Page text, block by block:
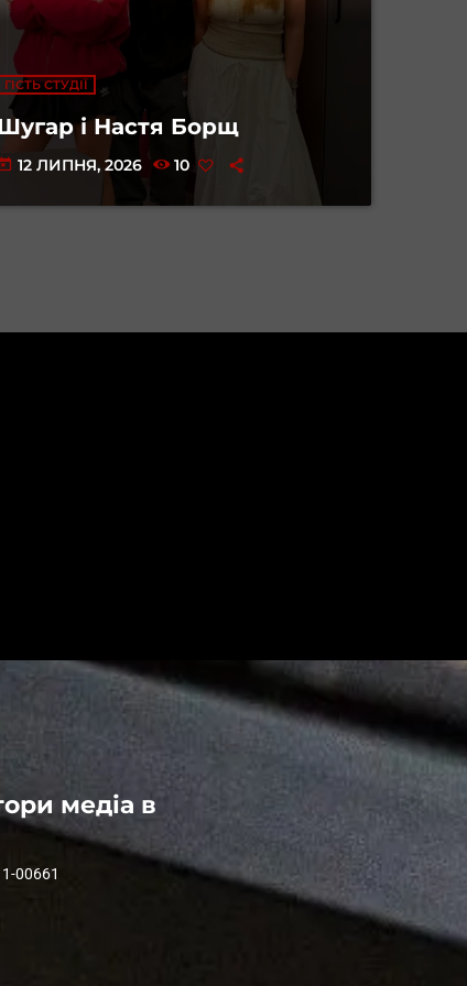
ГІСТЬ СТУДІЇ
і Настя Борщ
today 12 ЛИПНЯ, 2026 10
медіа в
00661